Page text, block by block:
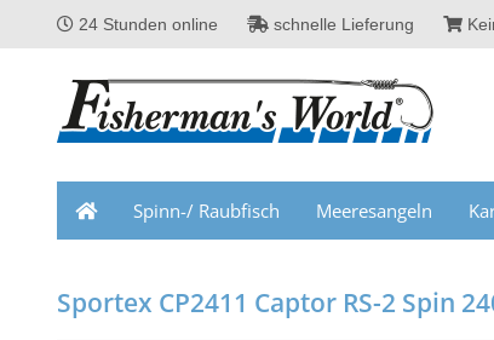
24 Stunden online schnelle Lieferung
Spinn-/ Raubfisch Meeresangeln
Sportex CP2411 Captor RS-2 Spin